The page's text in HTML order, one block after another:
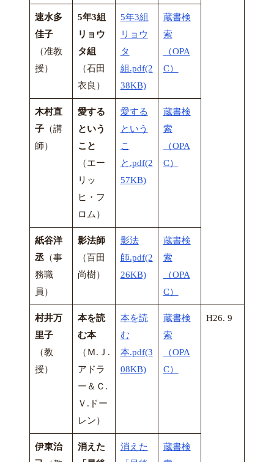
速水多
佳子
（准教
授）
5年3組
リョウ
タ組
（石田
衣良）
5年3組
リョウ
タ
組.pdf(2
38KB)
蔵書検
索
（OPA
C）
木村直
子（講
師）
愛する
という
こと
（エー
リッ
ヒ・フ
ロム）
愛する
という
こ
と.pdf(2
57KB)
蔵書検
索
（OPA
C）
紙谷洋
丞（事
務職
員）
影法師
（百田
尚樹）
影法
師.pdf(2
26KB)
蔵書検
索
（OPA
C）
村井万
里子
（教
授）
本を読
む本
（Ｍ.Ｊ.
アドラ
ー＆Ｃ.
Ｖ.ドー
レン）
本を読
む
本.pdf(3
08KB)
蔵書検
索
（OPA
C）
H26. 9
伊東治
消えた
消えた
蔵書検